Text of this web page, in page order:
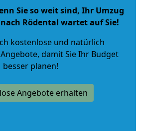
Sie so weit sind, Ihr Umzug
Rödental wartet auf Sie!
kostenlose und natürlich
, damit Sie Ihr Budget
besser planen!
Angebote erhalten